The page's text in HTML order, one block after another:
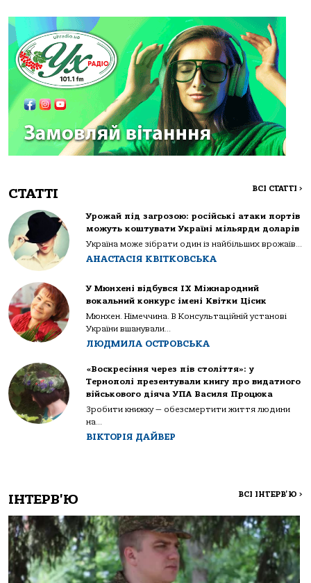
СТАТТІ ВСІ СТАТТІ >
Урожай під загрозою: російські атаки портів
можуть коштувати Україні мільярди доларів
Україна може зібрати один із найбільших врожаїв...
АНАСТАСІЯ КВІТКОВСЬКА
У Мюнхені відбувся IX Міжнародний
вокальний конкурс імені Квітки Цісик
Мюнхен. Німеччина. В Консультаційній установі
України вшанували...
ЛЮДМИЛА ОСТРОВСЬКА
«Воскресіння через пів століття»: у
Тернополі презентували книгу про видатного
військового діяча УПА Василя Процюка
Зробити книжку — обезсмертити життя людини
на...
ВІКТОРІЯ ДАЙВЕР
ІНТЕРВ'Ю ВСІ ІНТЕРВ'Ю >